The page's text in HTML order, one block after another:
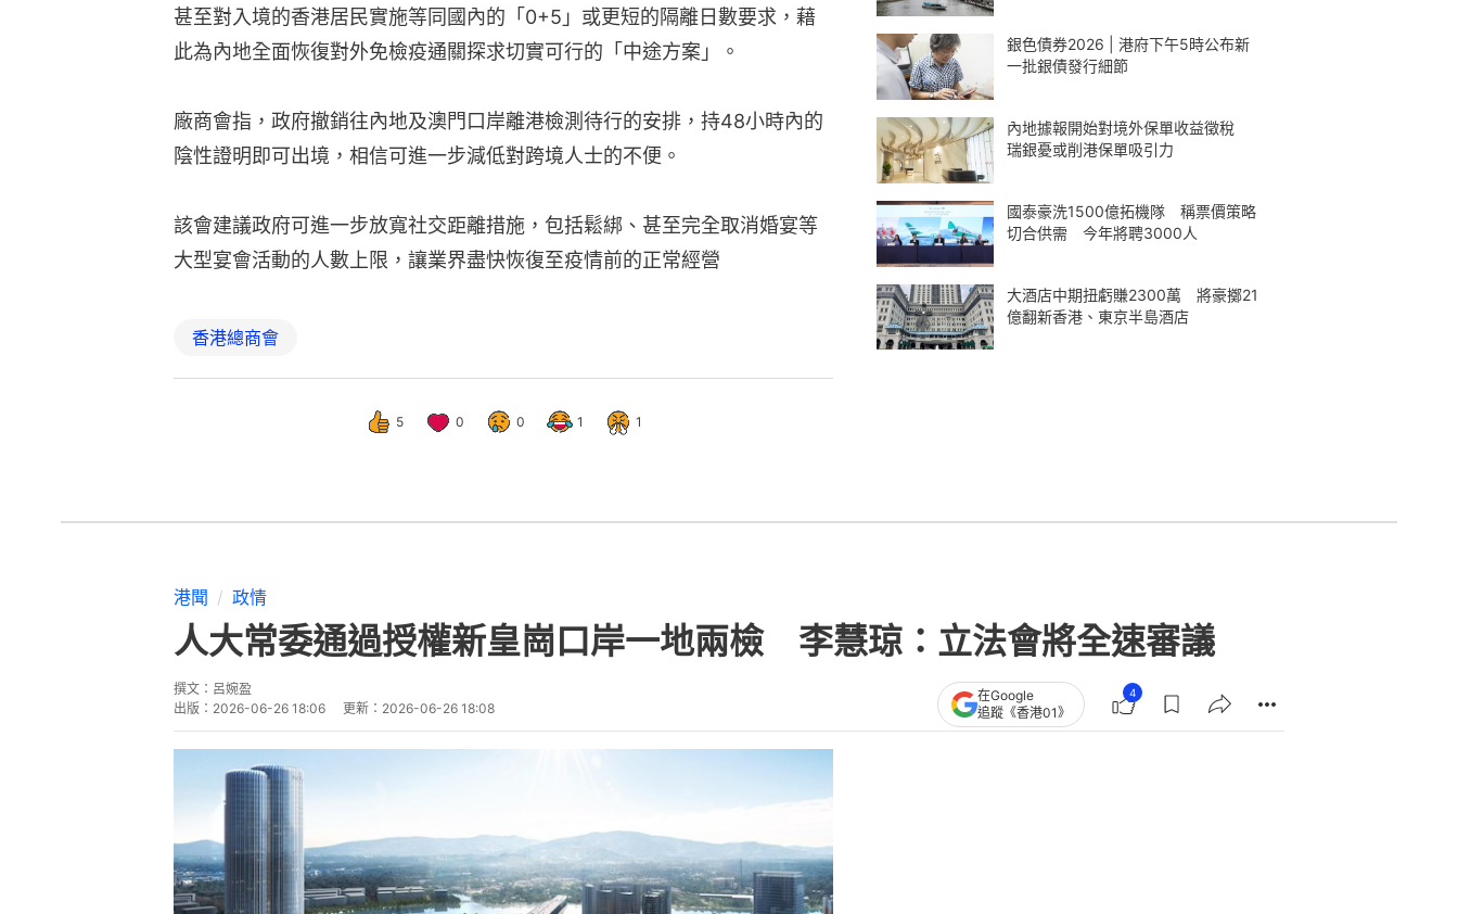
甚至對入境的香港居民實施等同國內的「0+5」或更短的隔離日數要求，藉
此為內地全面恢復對外免檢疫通關探求切實可行的「中途方案」。
廠商會指，政府撤銷往內地及澳門口岸離港檢測待行的安排，持48小時內的
陰性證明即可出境，相信可進一步減低對跨境人士的不便。
該會建議政府可進一步放寬社交距離措施，包括鬆綁、甚至完全取消婚宴等
大型宴會活動的人數上限，讓業界盡快恢復至疫情前的正常經營
香港總商會
5 0 0 1 1
銀色債券2026 | 港府下午5時公布新
一批銀債發行細節
內地據報開始對境外保單收益徵稅
瑞銀憂或削港保單吸引力
國泰豪洗1500億拓機隊 稱票價策略
切合供需 今年將聘3000人
大酒店中期扭虧賺2300萬 將豪擲21
億翻新香港、東京半島酒店
港聞 政情
人大常委通過授權新皇崗口岸一地兩檢 李慧琼：立法會將全速審議
撰文： 呂婉盈
出版： 2026-06-26 18:06 更新： 2026-06-26 18:08
在Google
追蹤《香港01》
4